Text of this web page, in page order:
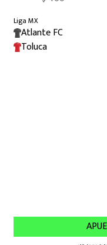
SELECCIÓN MEXICANA
FUTBOL INTERNACIONAL